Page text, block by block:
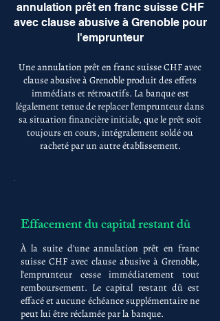
annulation prêt en franc suisse CHF
avec clause abusive à Grenoble pour
l'emprunteur
Une annulation prêt en franc suisse CHF avec
clause abusive à Grenoble produit des effets
immédiats et rétroactifs. La banque est
légalement tenue de replacer l'emprunteur dans
sa situation financière initiale, que le prêt soit
toujours en cours, intégralement soldé ou
racheté par un autre établissement.
Effacement du capital restant dû
À la suite d'une annulation prêt en franc
suisse CHF avec clause abusive à Grenoble,
l'emprunteur cesse immédiatement tout
remboursement. Le capital restant dû est
effacé et aucune échéance supplémentaire ne
peut lui être réclamée par la banque.